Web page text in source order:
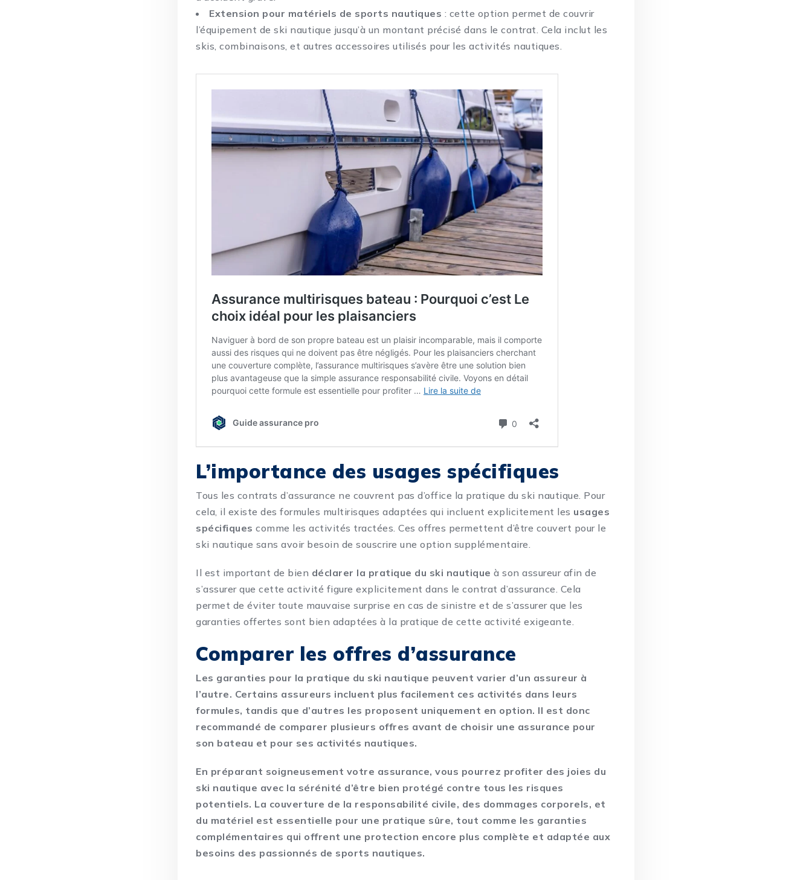
Extension pour matériels de sports nautiques : cette option permet de couvrir
l’équipement de ski nautique jusqu’à un montant précisé dans le contrat. Cela inclut les
skis, combinaisons, et autres accessoires utilisés pour les activités nautiques.
L’importance des usages spécifiques
Tous les contrats d’assurance ne couvrent pas d’office la pratique du ski nautique. Pour
cela, il existe des formules multirisques adaptées qui incluent explicitement les usages
spécifiques comme les activités tractées. Ces offres permettent d’être couvert pour le
ski nautique sans avoir besoin de souscrire une option supplémentaire.
Il est important de bien déclarer la pratique du ski nautique à son assureur afin de
s’assurer que cette activité figure explicitement dans le contrat d’assurance. Cela
permet de éviter toute mauvaise surprise en cas de sinistre et de s’assurer que les
garanties offertes sont bien adaptées à la pratique de cette activité exigeante.
Comparer les offres d’assurance
Les garanties pour la pratique du ski nautique peuvent varier d’un assureur à
l’autre. Certains assureurs incluent plus facilement ces activités dans leurs
formules, tandis que d’autres les proposent uniquement en option. Il est donc
recommandé de comparer plusieurs offres avant de choisir une assurance pour
son bateau et pour ses activités nautiques.
En préparant soigneusement votre assurance, vous pourrez profiter des joies du
ski nautique avec la sérénité d’être bien protégé contre tous les risques
potentiels. La couverture de la responsabilité civile, des dommages corporels, et
du matériel est essentielle pour une pratique sûre, tout comme les garanties
complémentaires qui offrent une protection encore plus complète et adaptée aux
besoins des passionnés de sports nautiques.